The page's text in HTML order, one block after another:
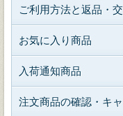
ご利用方法と返品・
お気に入り商品
入荷通知商品
注文商品の確認・キ